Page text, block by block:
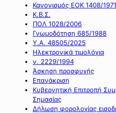
Κανονισμός ΕΟΚ 1408/1971
Κ.Β.Σ.
ΠΟΛ 1028/2006
Γνωμοδότηση 685/1988
Υ.Α. 48505/2025
Ηλεκτρονικά τιμολόγια
ν. 2229/1994
Άσκηση προσφυγής
Επανάκριση
Κυβερνητική Επιτροπή
Σημασίας
Δήλωση φορολογίας